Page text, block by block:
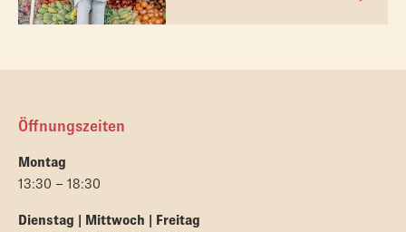
Öffnungszeiten
Montag
13:30 – 18:30
Dienstag | Mittwoch | Freitag